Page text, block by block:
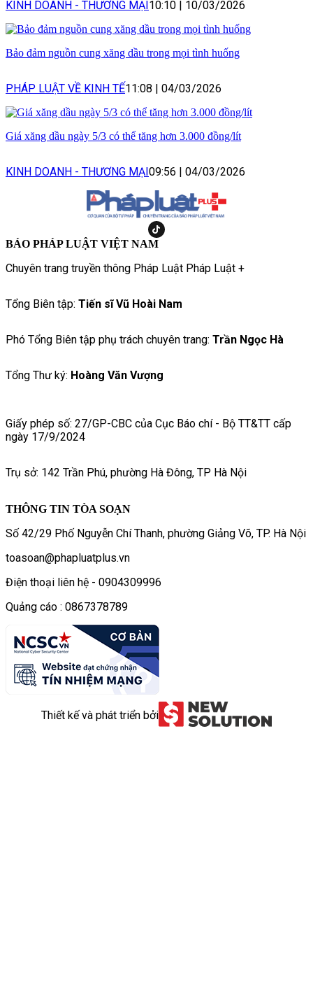
KINH DOANH - THƯƠNG MẠI10:10 | 10/03/2026
Bảo đảm nguồn cung xăng dầu trong mọi tình huống
PHÁP LUẬT VỀ KINH TẾ11:08 | 04/03/2026
Giá xăng dầu ngày 5/3 có thể tăng hơn 3.000 đồng/lít
KINH DOANH - THƯƠNG MẠI09:56 | 04/03/2026
BÁO PHÁP LUẬT VIỆT NAM
Chuyên trang truyền thông Pháp Luật Pháp Luật +
Tổng Biên tập: Tiến sĩ Vũ Hoài Nam
Phó Tổng Biên tập phụ trách chuyên trang: Trần Ngọc Hà
Tổng Thư ký: Hoàng Văn Vượng
Giấy phép số: 27/GP-CBC của Cục Báo chí - Bộ TT&TT cấp
ngày 17/9/2024
Trụ sở: 142 Trần Phú, phường Hà Đông, TP Hà Nội
THÔNG TIN TÒA SOẠN
Số 42/29 Phố Nguyễn Chí Thanh, phường Giảng Võ, TP. Hà Nội
toasoan@phapluatplus.vn
Điện thoại liên hệ - 0904309996
Quảng cáo : 0867378789
Thiết kế và phát triển bởi